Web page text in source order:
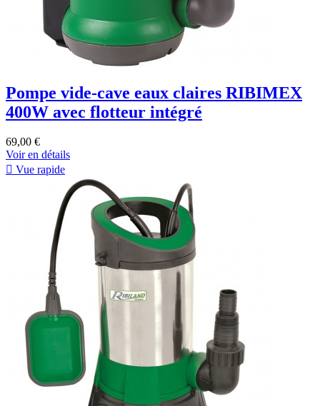
Pompe vide-cave eaux claires RIBIMEX
400W avec flotteur intégré
69,00 €
Voir en détails
 Vue rapide